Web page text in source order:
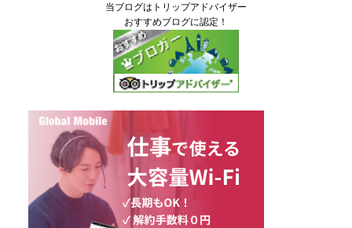
当ブログはトリップアドバイザー
おすすめブログに認定！